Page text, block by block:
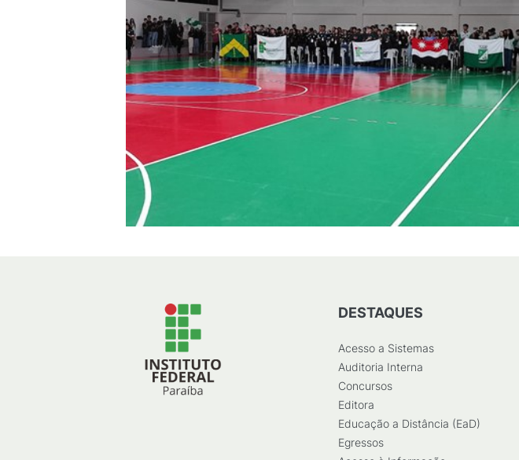
DESTAQUES
Acesso a Sistemas
Auditoria Interna
Concursos
Editora
Educação a Distância (EaD)
Egressos